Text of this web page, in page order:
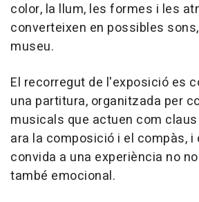
color, la llum, les formes i les
converteixen en possibles
museu.
El recorregut de l'exposició es
una partitura, organitzada per
musicals que actuen com
ara la composició i el compàs, i
convida a una experiència no
també emocional.